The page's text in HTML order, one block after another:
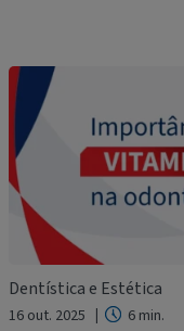
Dentística e Estética
16 out. 2025 6 min.